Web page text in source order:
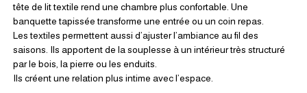
tête de lit textile rend une chambre plus confortable. Une
banquette tapissée transforme une entrée ou un coin repas.
Les textiles permettent aussi d’ajuster l’ambiance au fil des
saisons. Ils apportent de la souplesse à un intérieur très structuré
par le bois, la pierre ou les enduits.
Ils créent une relation plus intime avec l’espace.